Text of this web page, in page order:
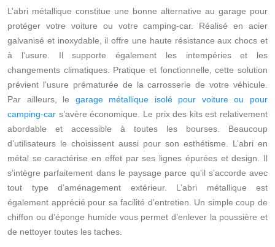
L’abri métallique constitue une bonne alternative au garage pour
protéger votre voiture ou votre camping-car. Réalisé en acier
galvanisé et inoxydable, il offre une haute résistance aux chocs et
à l’usure. Il supporte également les intempéries et les
changements climatiques. Pratique et fonctionnelle, cette solution
prévient l’usure prématurée de la carrosserie de votre véhicule.
Par ailleurs, le garage métallique isolé pour voiture ou pour
camping-car s’avère économique. Le prix des kits est relativement
abordable et accessible à toutes les bourses. Beaucoup
d’utilisateurs le choisissent aussi pour son esthétisme. L’abri en
métal se caractérise en effet par ses lignes épurées et design. Il
s’intègre parfaitement dans le paysage parce qu’il s’accorde avec
tout type d’aménagement extérieur. L’abri métallique est
également apprécié pour sa facilité d’entretien. Un simple coup de
chiffon ou d’éponge humide vous permet d’enlever la poussière et
de nettoyer toutes les taches.